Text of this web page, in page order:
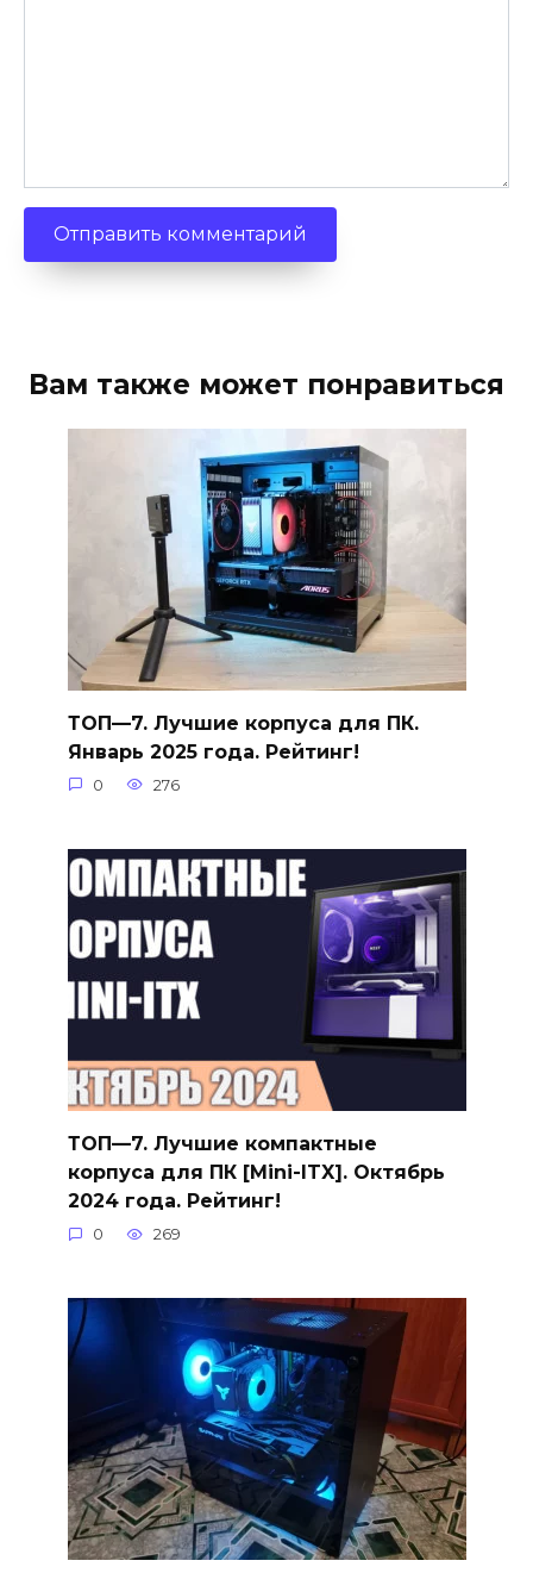
Вам также может понравиться
ТОП—7. Лучшие корпуса для ПК.
Январь 2025 года. Рейтинг!
0 276
ТОП—7. Лучшие компактные
корпуса для ПК [Mini-ITX]. Октябрь
2024 года. Рейтинг!
0 269